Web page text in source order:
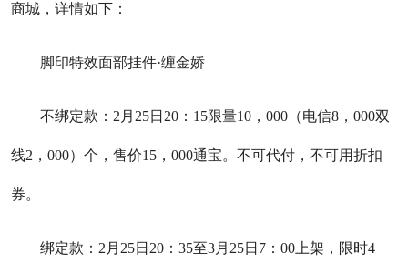
商城，详情如下：
脚印特效面部挂件·缠金娇
不绑定款：2月25日20：15限量10，000（电信8，000双
线2，000）个，售价15，000通宝。不可代付，不可用折扣
券。
绑定款：2月25日20：35至3月25日7：00上架，限时4